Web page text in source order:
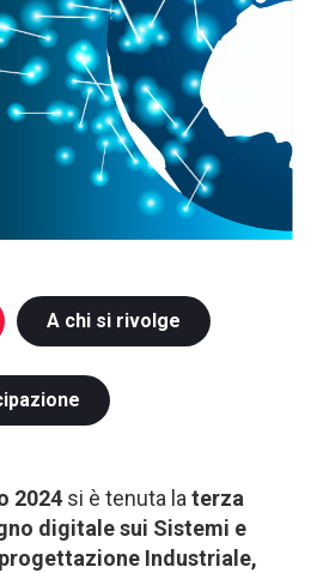
A chi si rivolge
2024 si è tenuta la terza
digitale sui Sistemi e
Industriale,